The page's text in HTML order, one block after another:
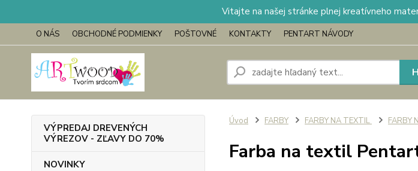
Vitajte na našej stránke plnej kreatívneho
O NÁS OBCHODNÉ PODMIENKY POŠTOVNÉ KONTAKTY PENTART NÁVODY
VÝPREDAJ DREVENÝCH
VÝREZOV - ZĽAVY DO 70%
NOVINKY
Úvod FARBY FARBY NA TEXTIL FARBY
Farba na textil